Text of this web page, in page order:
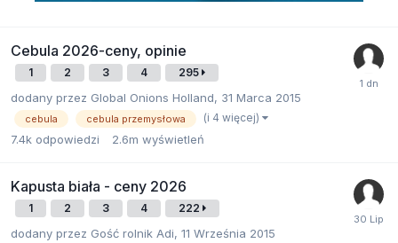
Cebula 2026-ceny, opinie
1 2 3 4 295
dodany przez Global Onions Holland, 31 Marca 2015
cebula cebula przemysłowa (i 4 więcej)
7.4k odpowiedzi 2.6m wyświetleń
Kapusta biała - ceny 2026
1 2 3 4 222
dodany przez Gość rolnik Adi, 11 Września 2015